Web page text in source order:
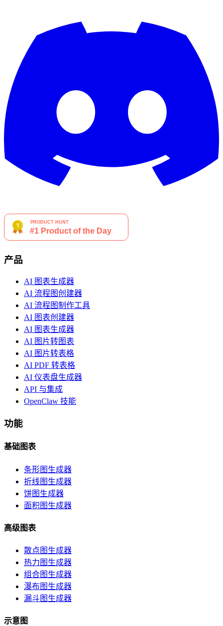
产品
AI 图表生成器
AI 流程图创建器
AI 流程图制作工具
AI 图表创建器
AI 图表生成器
AI 图片转图表
AI 图片转表格
AI PDF 转表格
AI 仪表盘生成器
API 与集成
OpenClaw 技能
功能
基础图表
条形图生成器
折线图生成器
饼图生成器
面积图生成器
高级图表
散点图生成器
热力图生成器
组合图生成器
瀑布图生成器
漏斗图生成器
示意图